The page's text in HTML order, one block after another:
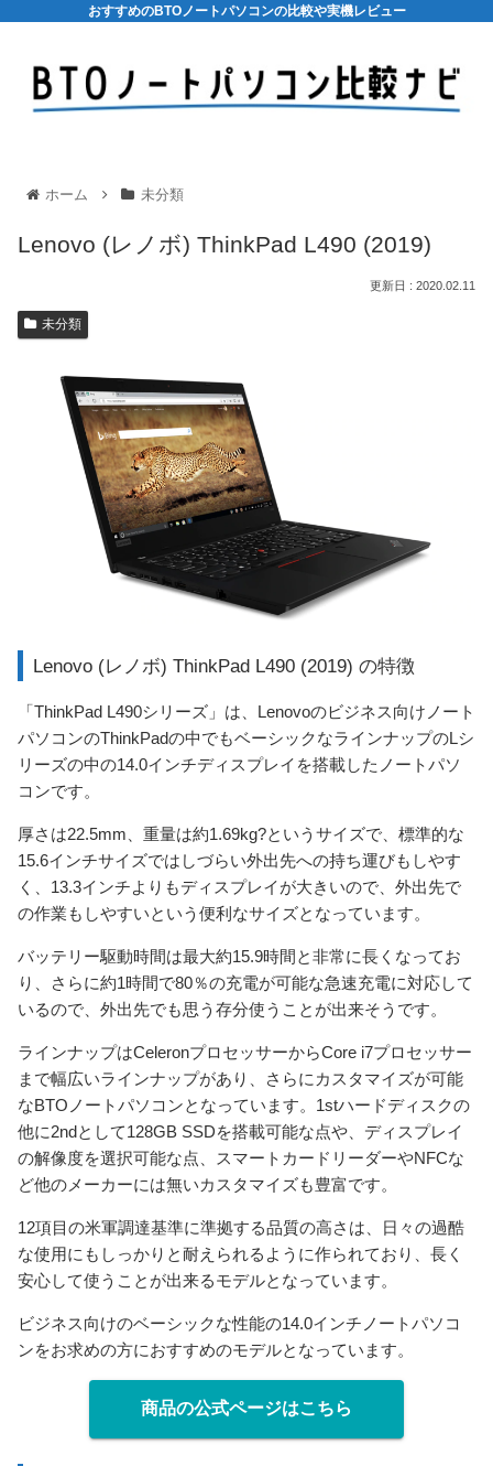
おすすめのBTOノートパソコンの比較や実機レビュー
ホーム 未分類
Lenovo (レノボ) ThinkPad L490 (2019)
2020.02.11
未分類
Lenovo (レノボ) ThinkPad L490 (2019) の特徴
「ThinkPad L490シリーズ」は、Lenovoのビジネス向けノート
パソコンのThinkPadの中でもベーシックなラインナップのLシ
リーズの中の14.0インチディスプレイを搭載したノートパソ
コンです。
厚さは22.5mm、重量は約1.69kg?というサイズで、標準的な
15.6インチサイズではしづらい外出先への持ち運びもしやす
く、13.3インチよりもディスプレイが大きいので、外出先で
の作業もしやすいという便利なサイズとなっています。
バッテリー駆動時間は最大約15.9時間と非常に長くなってお
り、さらに約1時間で80％の充電が可能な急速充電に対応して
いるので、外出先でも思う存分使うことが出来そうです。
ラインナップはCeleronプロセッサーからCore i7プロセッサー
まで幅広いラインナップがあり、さらにカスタマイズが可能
なBTOノートパソコンとなっています。1stハードディスクの
他に2ndとして128GB SSDを搭載可能な点や、ディスプレイ
の解像度を選択可能な点、スマートカードリーダーやNFCな
ど他のメーカーには無いカスタマイズも豊富です。
12項目の米軍調達基準に準拠する品質の高さは、日々の過酷
な使用にもしっかりと耐えられるように作られており、長く
安心して使うことが出来るモデルとなっています。
ビジネス向けのベーシックな性能の14.0インチノートパソコ
ンをお求めの方におすすめのモデルとなっています。
商品の公式ページはこちら